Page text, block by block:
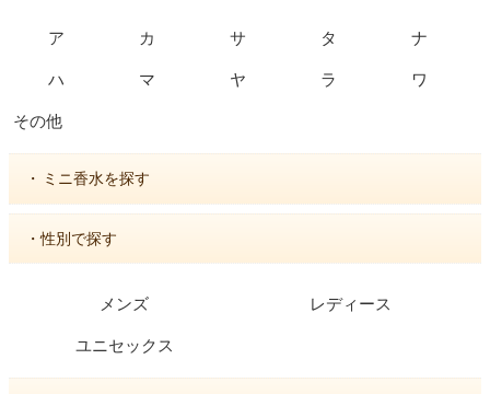
ア カ サ タ ナ
ハ マ ヤ ラ ワ
その他
・ ミニ香水を探す
・性別で探す
メンズ レディース
ユニセックス